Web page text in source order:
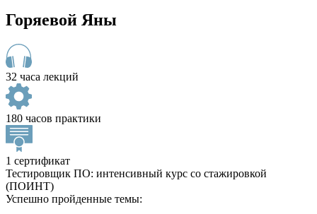
Горяевой Яны
32 часа лекций
180 часов практики
1 сертификат
Тестировщик ПО: интенсивный курс со стажировкой
(ПОИНТ)
Успешно пройденные темы: